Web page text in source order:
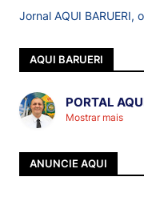
Jornal AQUI BARUERI,
AQUI BARUERI
PORTAL
Mostrar mais
ANUNCIE AQUI